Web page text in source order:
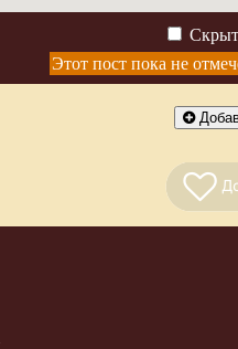
Этот пост пока не